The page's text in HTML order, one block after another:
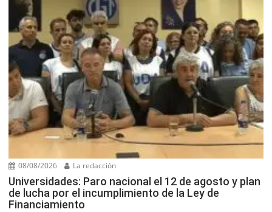
08/08/2026 La redacción
Universidades: Paro nacional el 12 de agosto y plan
de lucha por el incumplimiento de la Ley de
Financiamiento